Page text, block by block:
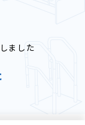
ました